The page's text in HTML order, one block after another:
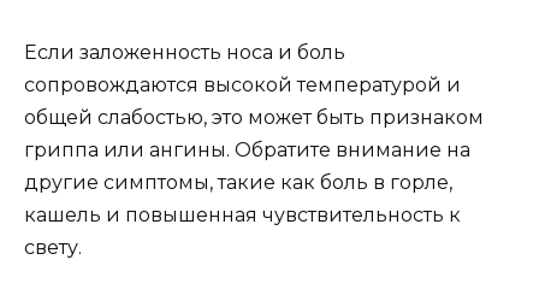
Если заложенность носа и боль
сопровождаются высокой температурой и
общей слабостью, это может быть признаком
гриппа или ангины. Обратите внимание на
другие симптомы, такие как боль в горле,
кашель и повышенная чувствительность к
свету.